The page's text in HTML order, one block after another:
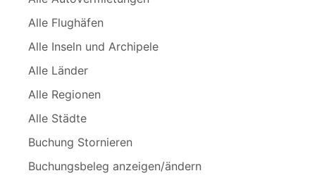
Alle Flughäfen
Alle Inseln und Archipele
Alle Länder
Alle Regionen
Alle Städte
Buchung Stornieren
Buchungsbeleg anzeigen/ändern